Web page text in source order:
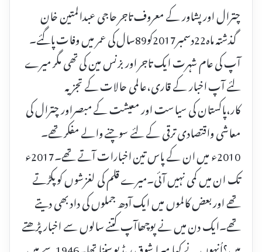
چترال اور پشاور کے معروف تاجر حاجی عبدالمتین خان
گذشتہ ماہ22دسمبر2017کو89سال کی عمر میں وفات پاگئے۔
آپ کی عام شہرت ایک تاجر اور بزنس مین کی تھی مگر میرے
لئے آپ اخبار کے قاری،عالمی حالات کے تجزیہ
کار،پاکستان کی سیاست اور معیشت کے مبصراور چترال کی
معاشی واقتصادی ترقی کے لئے سوچنے والے مفکر تھے۔
2010ء میں ان کے پاس تین اخبارات آتے تھے۔2017ء
تک ان میں کمی نہیں آئی۔میرے قلم کی لغزشوں کو پکڑتے
تھے اور بعض کالموں میں ایک آدھ جملوں کی داد بھی دیتے
تھے۔ایک دن میں نے پوچھاآپ کتنے سالوں سے اخبار پڑھتے